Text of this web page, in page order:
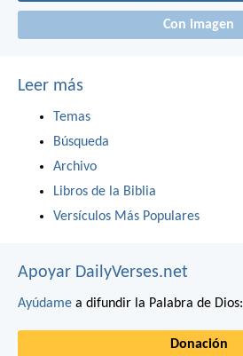
Con imagen
Leer más
Temas
Búsqueda
Archivo
Libros de la Biblia
Versículos Más Populares
Apoyar DailyVerses.net
Ayúdame a difundir la Palabra de Dios:
Donación